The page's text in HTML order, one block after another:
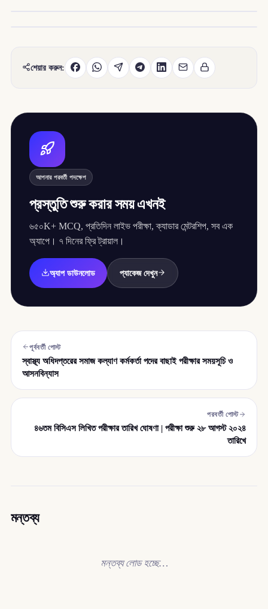
শেয়ার করুন:
আপনার পরবর্তী পদক্ষেপ
প্রস্তুতি শুরু করার সময় এখনই
৬৫০K+ MCQ, প্রতিদিন লাইভ পরীক্ষা, ক্যাডার মেন্টরশিপ, সব এক
অ্যাপে। ৭ দিনের ফ্রি ট্রায়াল।
অ্যাপ ডাউনলোড প্যাকেজ দেখুন
পূর্ববর্তী পোস্ট
স্বাস্থ্য অধিদপ্তরের সমাজ কল্যাণ কর্মকর্তা পদের বাছাই পরীক্ষার সময়সূচি ও
আসনবিন্যাস
পরবর্তী পোস্ট
৪৬তম বিসিএস লিখিত পরীক্ষার তারিখ ঘোষণা | পরীক্ষা শুরু ২৮ আগস্ট ২০২৪
তারিখে
মন্তব্য
মন্তব্য লোড হচ্ছে…